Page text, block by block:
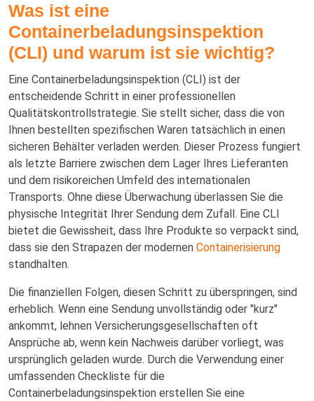
Was ist eine
Containerbeladungsinspektion
(CLI) und warum ist sie wichtig?
Eine Containerbeladungsinspektion (CLI) ist der
entscheidende Schritt in einer professionellen
Qualitätskontrollstrategie. Sie stellt sicher, dass die von
Ihnen bestellten spezifischen Waren tatsächlich in einen
sicheren Behälter verladen werden. Dieser Prozess fungiert
als letzte Barriere zwischen dem Lager Ihres Lieferanten
und dem risikoreichen Umfeld des internationalen
Transports. Ohne diese Überwachung überlassen Sie die
physische Integrität Ihrer Sendung dem Zufall. Eine CLI
bietet die Gewissheit, dass Ihre Produkte so verpackt sind,
dass sie den Strapazen der modernen Containerisierung
standhalten.
Die finanziellen Folgen, diesen Schritt zu überspringen, sind
erheblich. Wenn eine Sendung unvollständig oder "kurz"
ankommt, lehnen Versicherungsgesellschaften oft
Ansprüche ab, wenn kein Nachweis darüber vorliegt, was
ursprünglich geladen wurde. Durch die Verwendung einer
umfassenden Checkliste für die
Containerbeladungsinspektion erstellen Sie eine